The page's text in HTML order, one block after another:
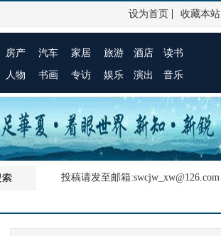
设为首页| 收藏本站
房产 汽车 家居 旅游 酒店 读书
人物 书画 专访 娱乐 演出 音乐
投稿请发至邮箱:swcjw_xw@126.com